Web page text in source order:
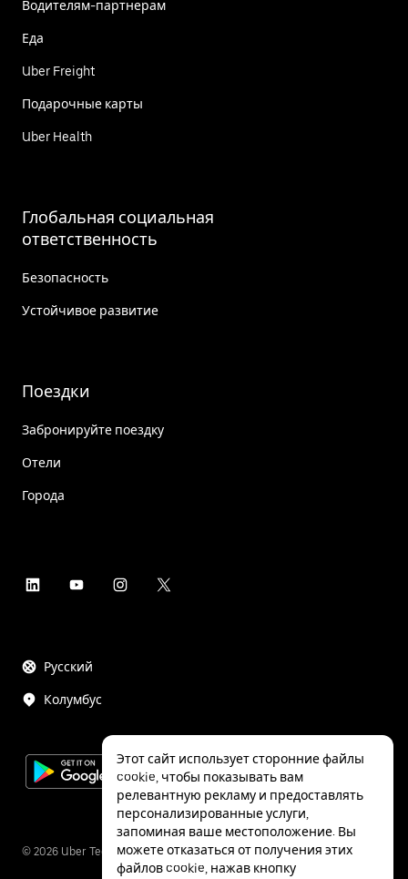
Водителям-партнерам
Еда
Uber Freight
Подарочные карты
Uber Health
Глобальная социальная
ответственность
Безопасность
Устойчивое развитие
Поездки
Забронируйте поездку
Отели
Города
Русский
Колумбус
© 2026 Uber Technologies Inc.
Этот сайт использует сторонние файлы
cookie, чтобы показывать вам
релевантную рекламу и предоставлять
персонализированные услуги,
запоминая ваше местоположение. Вы
можете отказаться от получения этих
файлов cookie, нажав кнопку